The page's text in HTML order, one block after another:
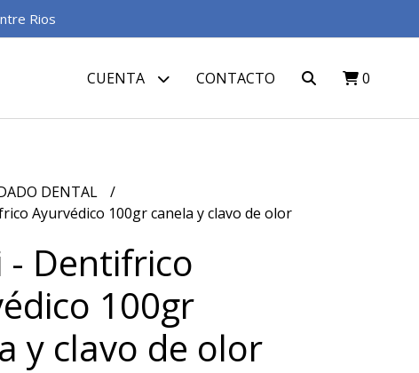
Rios
CUENTA CONTACTO 0
DENTAL
Ayurvédico 100gr canela y clavo de olor
- Dentifrico
100gr
y clavo de olor